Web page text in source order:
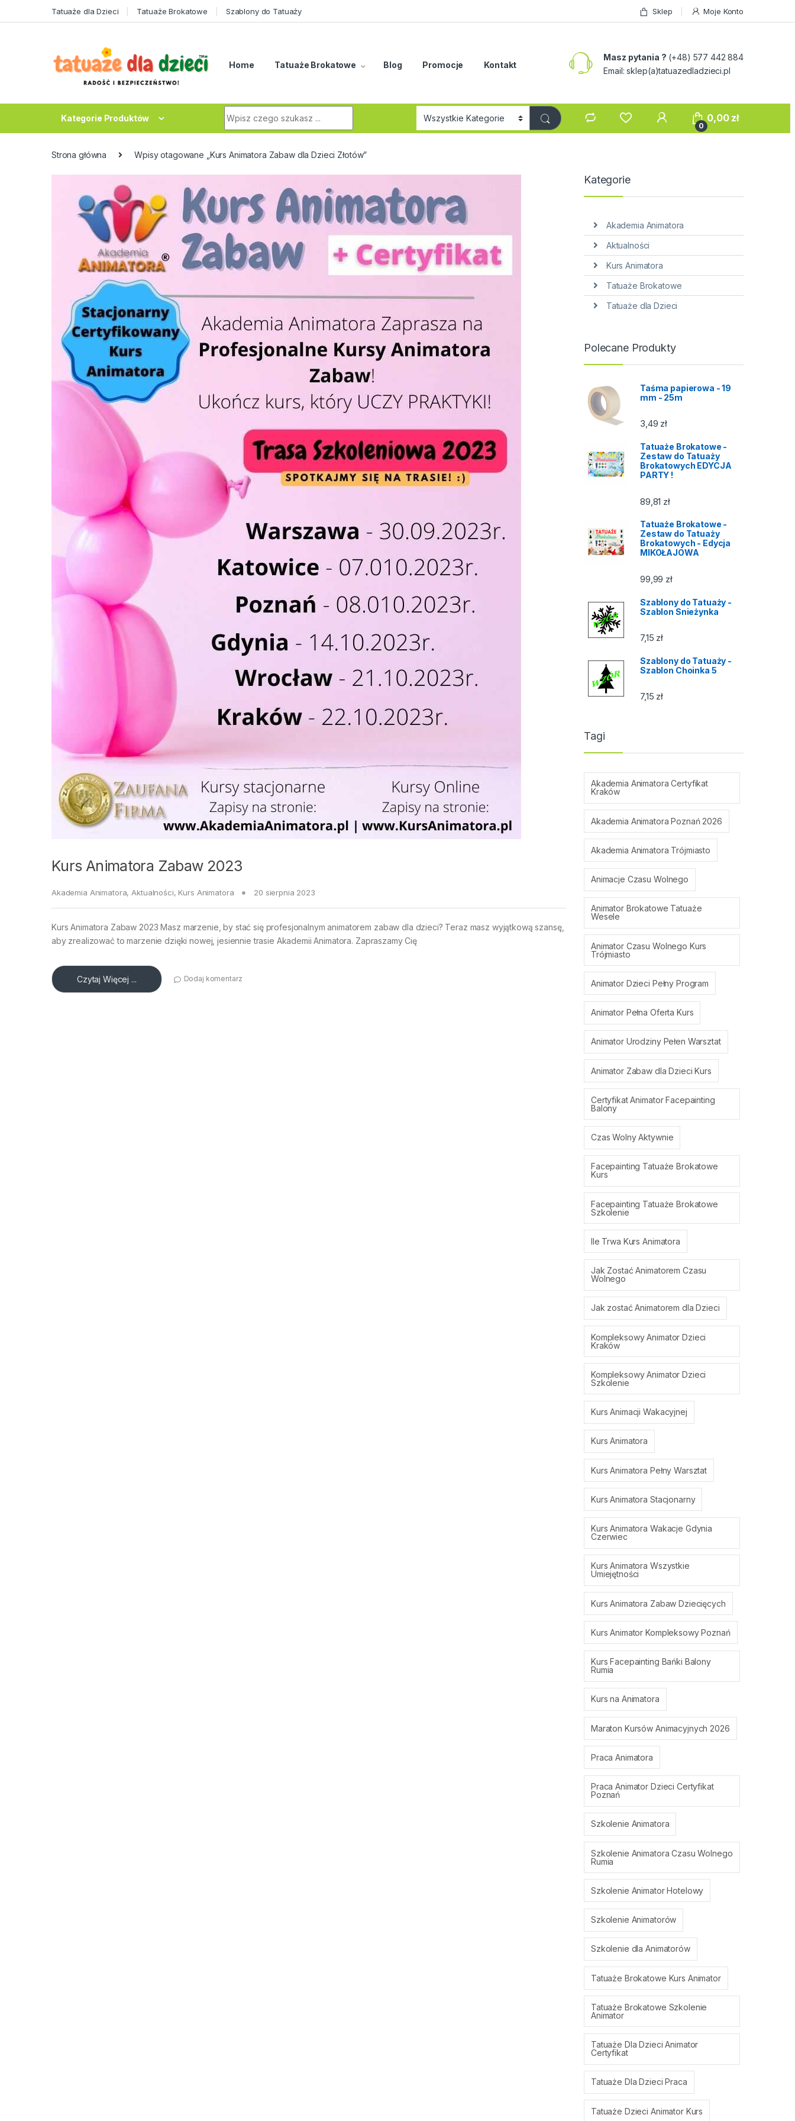
Tatuaże dla Dzieci Tatuaże Brokatowe Szablony do Tatuaży Sklep Moje Konto
Home Tatuaże Brokatowe Blog Promocje Kontakt
Masz pytania ? (+48) 577 442 884
Email: sklep(a)tatuazedladzieci.pl
Kategorie Produktów
0
0,00 zł
Strona główna Wpisy otagowane „Kurs Animatora Zabaw dla Dzieci Złotów”
Kurs Animatora Zabaw 2023
Akademia Animatora, Aktualności, Kurs Animatora 20 sierpnia 2023
Kurs Animatora Zabaw 2023 Masz marzenie, by stać się profesjonalnym animatorem zabaw dla dzieci? Teraz masz wyjątkową szansę,
aby zrealizować to marzenie dzięki nowej, jesiennie trasie Akademii Animatora. Zapraszamy Cię
Czytaj Więcej ... Dodaj komentarz
Kategorie
Akademia Animatora
Aktualności
Kurs Animatora
Tatuaże Brokatowe
Tatuaże dla Dzieci
Polecane Produkty
Taśma papierowa - 19
mm - 25m
3,49 zł
Tatuaże Brokatowe -
Zestaw do Tatuaży
Brokatowych EDYCJA
PARTY !
89,81 zł
Tatuaże Brokatowe -
Zestaw do Tatuaży
Brokatowych - Edycja
MIKOŁAJOWA
99,99 zł
Szablony do Tatuaży -
Szablon Snieżynka
7,15 zł
Szablony do Tatuaży -
Szablon Choinka 5
7,15 zł
Tagi
Akademia Animatora Certyfikat
Kraków
Akademia Animatora Poznań 2026
Akademia Animatora Trójmiasto
Animacje Czasu Wolnego
Animator Brokatowe Tatuaże
Wesele
Animator Czasu Wolnego Kurs
Trójmiasto
Animator Dzieci Pełny Program
Animator Pełna Oferta Kurs
Animator Urodziny Pełen Warsztat
Animator Zabaw dla Dzieci Kurs
Certyfikat Animator Facepainting
Balony
Czas Wolny Aktywnie
Facepainting Tatuaże Brokatowe
Kurs
Facepainting Tatuaże Brokatowe
Szkolenie
Ile Trwa Kurs Animatora
Jak Zostać Animatorem Czasu
Wolnego
Jak zostać Animatorem dla Dzieci
Kompleksowy Animator Dzieci
Kraków
Kompleksowy Animator Dzieci
Szkolenie
Kurs Animacji Wakacyjnej
Kurs Animatora
Kurs Animatora Pełny Warsztat
Kurs Animatora Stacjonarny
Kurs Animatora Wakacje Gdynia
Czerwiec
Kurs Animatora Wszystkie
Umiejętności
Kurs Animatora Zabaw Dziecięcych
Kurs Animator Kompleksowy Poznań
Kurs Facepainting Bańki Balony
Rumia
Kurs na Animatora
Maraton Kursów Animacyjnych 2026
Praca Animatora
Praca Animator Dzieci Certyfikat
Poznań
Szkolenie Animatora
Szkolenie Animatora Czasu Wolnego
Rumia
Szkolenie Animator Hotelowy
Szkolenie Animatorów
Szkolenie dla Animatorów
Tatuaże Brokatowe Kurs Animator
Tatuaże Brokatowe Szkolenie
Animator
Tatuaże Dla Dzieci Animator
Certyfikat
Tatuaże Dla Dzieci Praca
Tatuaże Dzieci Animator Kurs